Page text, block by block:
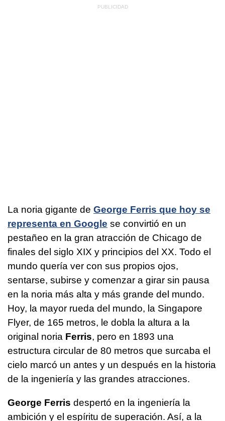
La noria gigante de George Ferris que hoy se
representa en Google se convirtió en un
pestañeo en la gran atracción de Chicago de
finales del siglo XIX y principios del XX. Todo el
mundo quería ver con sus propios ojos,
sentarse, subirse y comenzar a girar sin pausa
en la noria más alta y más grande del mundo.
Hoy, la mayor rueda del mundo, la Singapore
Flyer, de 165 metros, le dobla la altura a la
original noria Ferris, pero en 1893 una
estructura circular de 80 metros que surcaba el
cielo marcó un antes y un después en la historia
de la ingeniería y las grandes atracciones.
George Ferris despertó en la ingeniería la
ambición y el espíritu de superación. Así, a la